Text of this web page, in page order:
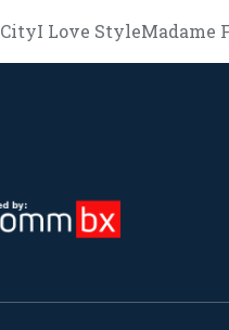
CityI Love StyleMadame